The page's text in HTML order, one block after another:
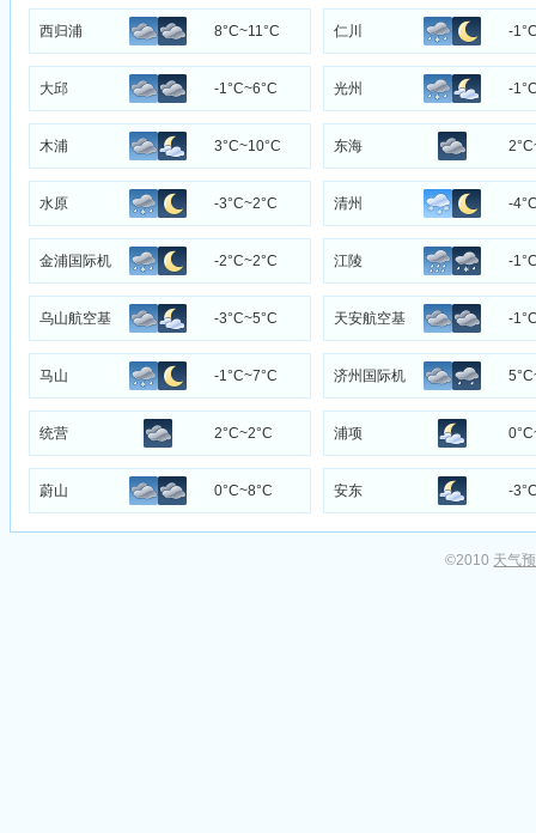
西归浦 8°C~11°C 仁川 -
大邱 -1°C~6°C 光州 -
木浦 3°C~10°C 东海
水原 -3°C~2°C 清州 -
金浦国际机 -2°C~2°C 江陵 -
乌山航空基 -3°C~5°C 天安航空基 -
马山 -1°C~7°C 济州国际机
统营 2°C~2°C 浦项
蔚山 0°C~8°C 安东 -
©2010 天气